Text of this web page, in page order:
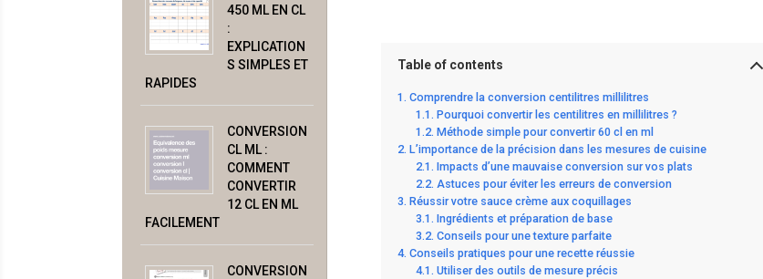
450 ML EN CL
:
EXPLICATION
S SIMPLES ET
RAPIDES
CONVERSION
CL ML :
COMMENT
CONVERTIR
12 CL EN ML
FACILEMENT
CONVERSION
Table of contents
Comprendre la conversion centilitres millilitres
Pourquoi convertir les centilitres en millilitres ?
Méthode simple pour convertir 60 cl en ml
L’importance de la précision dans les mesures de cuisine
Impacts d’une mauvaise conversion sur vos plats
Astuces pour éviter les erreurs de conversion
Réussir votre sauce crème aux coquillages
Ingrédients et préparation de base
Conseils pour une texture parfaite
Conseils pratiques pour une recette réussie
Utiliser des outils de mesure précis